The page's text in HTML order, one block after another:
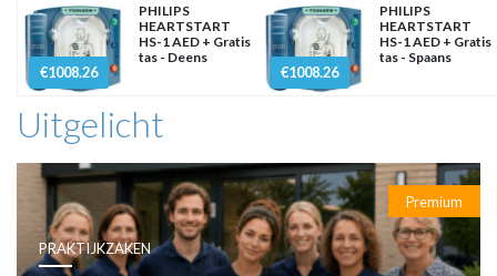
€1008.26
PHILIPS
HEARTSTART
HS-1 AED + Gratis
tas - Deens
€1008.26
PHILIPS
HEARTSTART
HS-1 AED + Gratis
tas - Spaans
Uitgelicht
Premium
PRAKTIJKZAKEN